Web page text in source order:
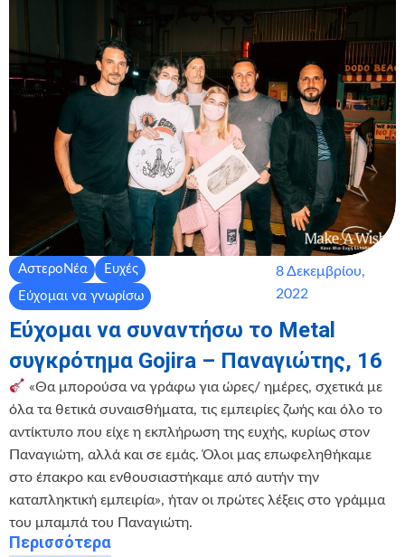
ΑστεροΝέα
Ευχές
Εύχομαι να γνωρίσω
8 Δεκεμβρίου,
2022
Εύχομαι να συναντήσω το Metal
συγκρότημα Gojira – Παναγιώτης, 16
«Θα μπορούσα να γράφω για ώρες/ ημέρες, σχετικά με
όλα τα θετικά συναισθήματα, τις εμπειρίες ζωής και όλο το
αντίκτυπο που είχε η εκπλήρωση της ευχής, κυρίως στον
Παναγιώτη, αλλά και σε εμάς. Όλοι μας επωφεληθήκαμε
στο έπακρο και ενθουσιαστήκαμε από αυτήν την
καταπληκτική εμπειρία», ήταν οι πρώτες λέξεις στο γράμμα
του μπαμπά του Παναγιώτη.
Περισσότερα